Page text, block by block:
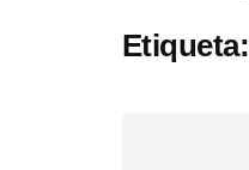
Etiqueta: